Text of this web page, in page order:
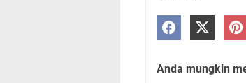
Anda mungkin